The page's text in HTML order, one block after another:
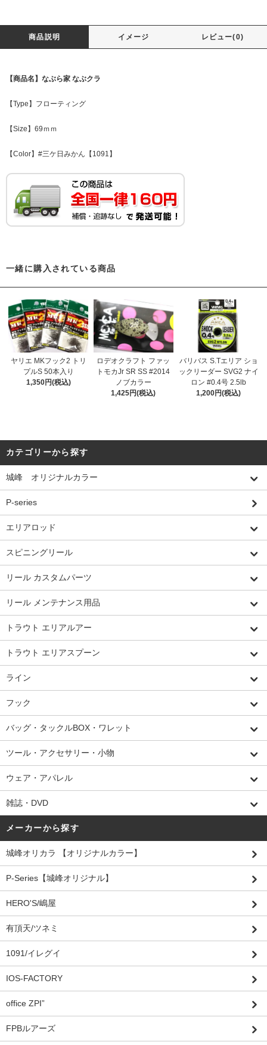
商品説明 イメージ レビュー(0)
【商品名】なぶら家 なぶクラ
【Type】フローティング
【Size】69ｍｍ
【Color】#三ケ日みかん【1091】
一緒に購入されている商品
ヤリエ MKフック2 トリ
プルS 50本入り
1,350円(税込)
ロデオクラフト ファッ
トモカJr SR SS #2014
ノブカラー
1,425円(税込)
バリバス S.Tエリア ショ
ックリーダー SVG2 ナイ
ロン #0.4号 2.5lb
1,200円(税込)
カテゴリーから探す
城峰 オリジナルカラー
P-series
エリアロッド
スピニングリール
リール カスタムパーツ
リール メンテナンス用品
トラウト エリアルアー
トラウト エリアスプーン
ライン
フック
バッグ・タックルBOX・ワレット
ツール・アクセサリー・小物
ウェア・アパレル
雑誌・DVD
メーカーから探す
城峰オリカラ 【オリジナルカラー】
P-Series【城峰オリジナル】
HERO'S/嶋屋
有頂天/ツネミ
1091/イレグイ
IOS-FACTORY
office ZPI”
FPBルアーズ